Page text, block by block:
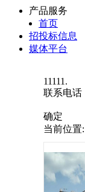
产品服务
首页
招投标信息
媒体平台
11111.
联系电话
确定
当前位置: